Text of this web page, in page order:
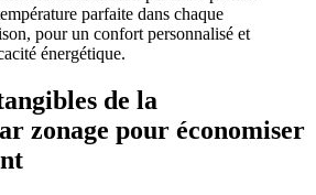
de la
zonage pour économiser